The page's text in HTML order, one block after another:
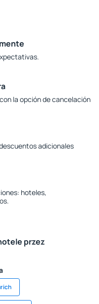
la opción de cancelación
adicionales
hoteles,
przez